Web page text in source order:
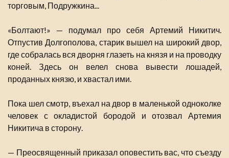
торговым, Подружкина...
«Болтают!» — подумал про себя Артемий Никитич.
Отпустив Долгополова, старик вышел на широкий двор,
где собралась вся дворня глазеть на князя и на проводку
коней. Здесь он велел снова вывести лошадей,
проданных князю, и хвастал ими.
Пока шел смотр, въехал на двор в маленькой одноколке
человек с окладистой бородой и отозвал Артемия
Никитича в сторону.
— Преосвященный приказал оповестить вас, что съезду